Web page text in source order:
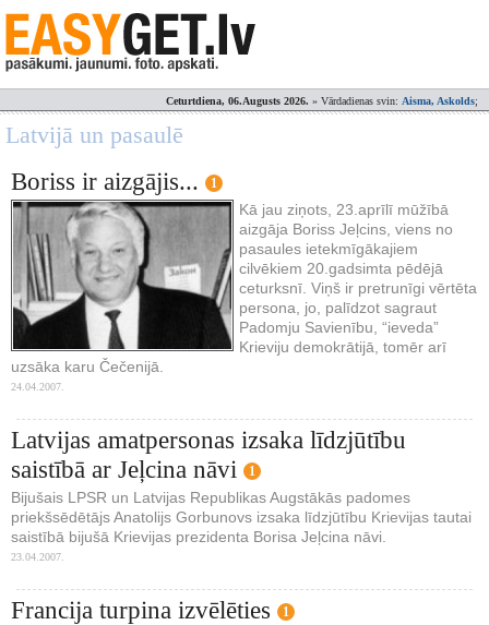
Ceturtdiena, 06.Augusts 2026. » Vārdadienas svin: Aisma, Askolds;
Latvijā un pasaulē
Boriss ir aizgājis...
1
Kā jau ziņots, 23.aprīlī mūžībā
aizgāja Boriss Jeļcins, viens no
pasaules ietekmīgākajiem
cilvēkiem 20.gadsimta pēdējā
ceturksnī. Viņš ir pretrunīgi vērtēta
persona, jo, palīdzot sagraut
Padomju Savienību, “ieveda”
Krieviju demokrātijā, tomēr arī
uzsāka karu Čečenijā.
24.04.2007.
Latvijas amatpersonas izsaka līdzjūtību
saistībā ar Jeļcina nāvi
1
Bijušais LPSR un Latvijas Republikas Augstākās padomes
priekšsēdētājs Anatolijs Gorbunovs izsaka līdzjūtību Krievijas tautai
saistībā bijušā Krievijas prezidenta Borisa Jeļcina nāvi.
23.04.2007.
Francija turpina izvēlēties 1